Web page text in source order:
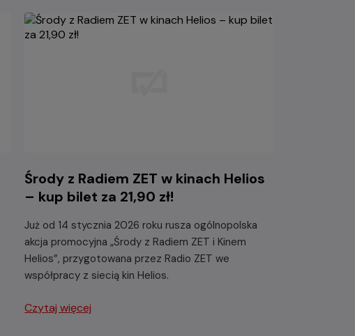
Środy z Radiem ZET w kinach Helios
– kup bilet za 21,90 zł!
Już od 14 stycznia 2026 roku rusza ogólnopolska
akcja promocyjna „Środy z Radiem ZET i Kinem
Helios”, przygotowana przez Radio ZET we
współpracy z siecią kin Helios.
Czytaj więcej